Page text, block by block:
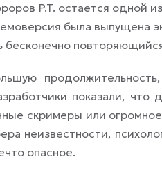
P.T. остается одной
была выпущена
бесконечно
показали, что
скримеры или
неизвестности,
опасное.